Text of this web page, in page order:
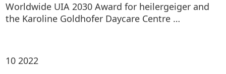
Worldwide UIA 2030 Award for heilergeiger and
the Karoline Goldhofer Daycare Centre …
10 2022